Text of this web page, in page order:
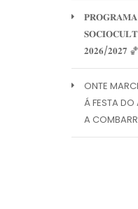
𝐏𝐑𝐎𝐆𝐑𝐀𝐌𝐀
𝟐𝟎𝟐𝟔/𝟐𝟎𝟐𝟕
ONTE
Á FESTA
A